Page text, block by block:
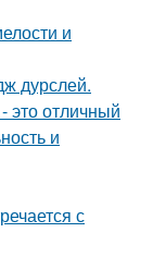
и
дурслей.
это отличный
и
с